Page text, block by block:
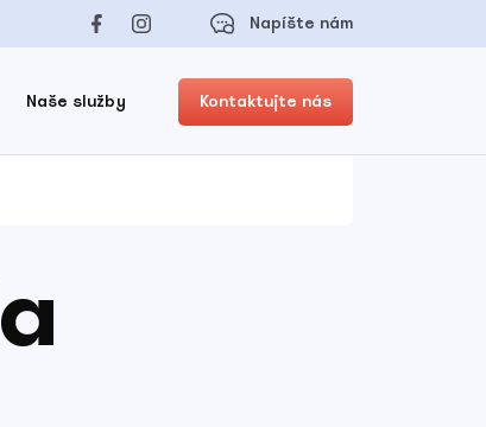
Napíšte nám
Naše služby Kontaktujte nás